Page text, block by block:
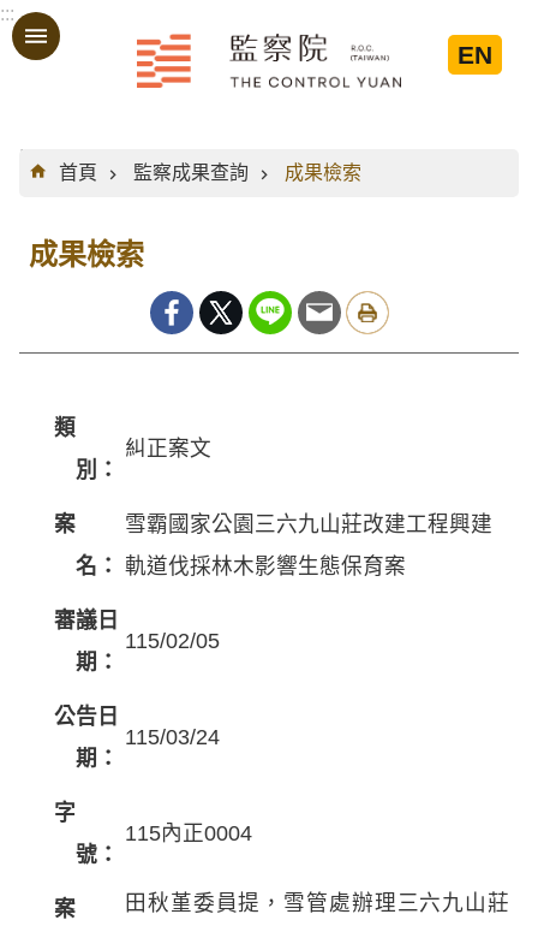
跳到主要內容區塊
:::
EN
:::
首頁
監察成果查詢 成果檢索
成果檢索
類
別：
糾正案文
案
名：
雪霸國家公園三六九山莊改建工程興建
軌道伐採林木影響生態保育案
審議日
期：
115/02/05
公告日
期：
115/03/24
字
號：
115內正0004
案
田秋堇委員提，雪管處辦理三六九山莊